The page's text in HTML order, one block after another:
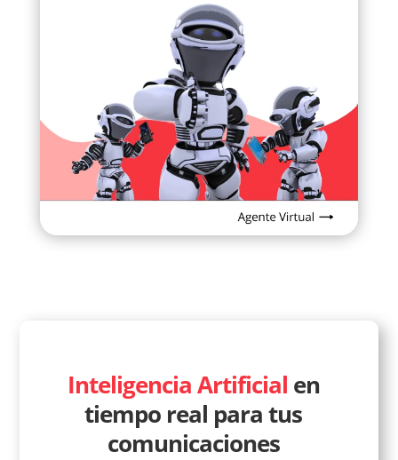
Inteligencia Artificial en
tiempo real para tus
comunicaciones